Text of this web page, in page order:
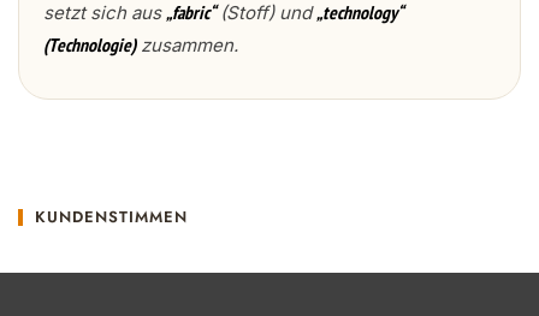
setzt sich aus„fabric“(Stoff) und„technology“
(Technologie)zusammen.
KUNDENSTIMMEN